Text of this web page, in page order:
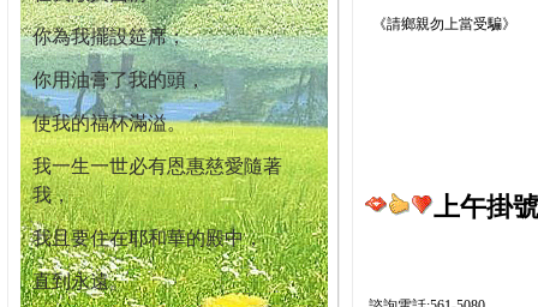
你為我擺設筵席；
你用油膏了我的頭，
使我的福杯滿溢。
我一生一世必有恩惠慈愛隨著
我，
我且要住在耶和華的殿中，
直到永遠。
《請鄉親勿上當受騙》
上午掛